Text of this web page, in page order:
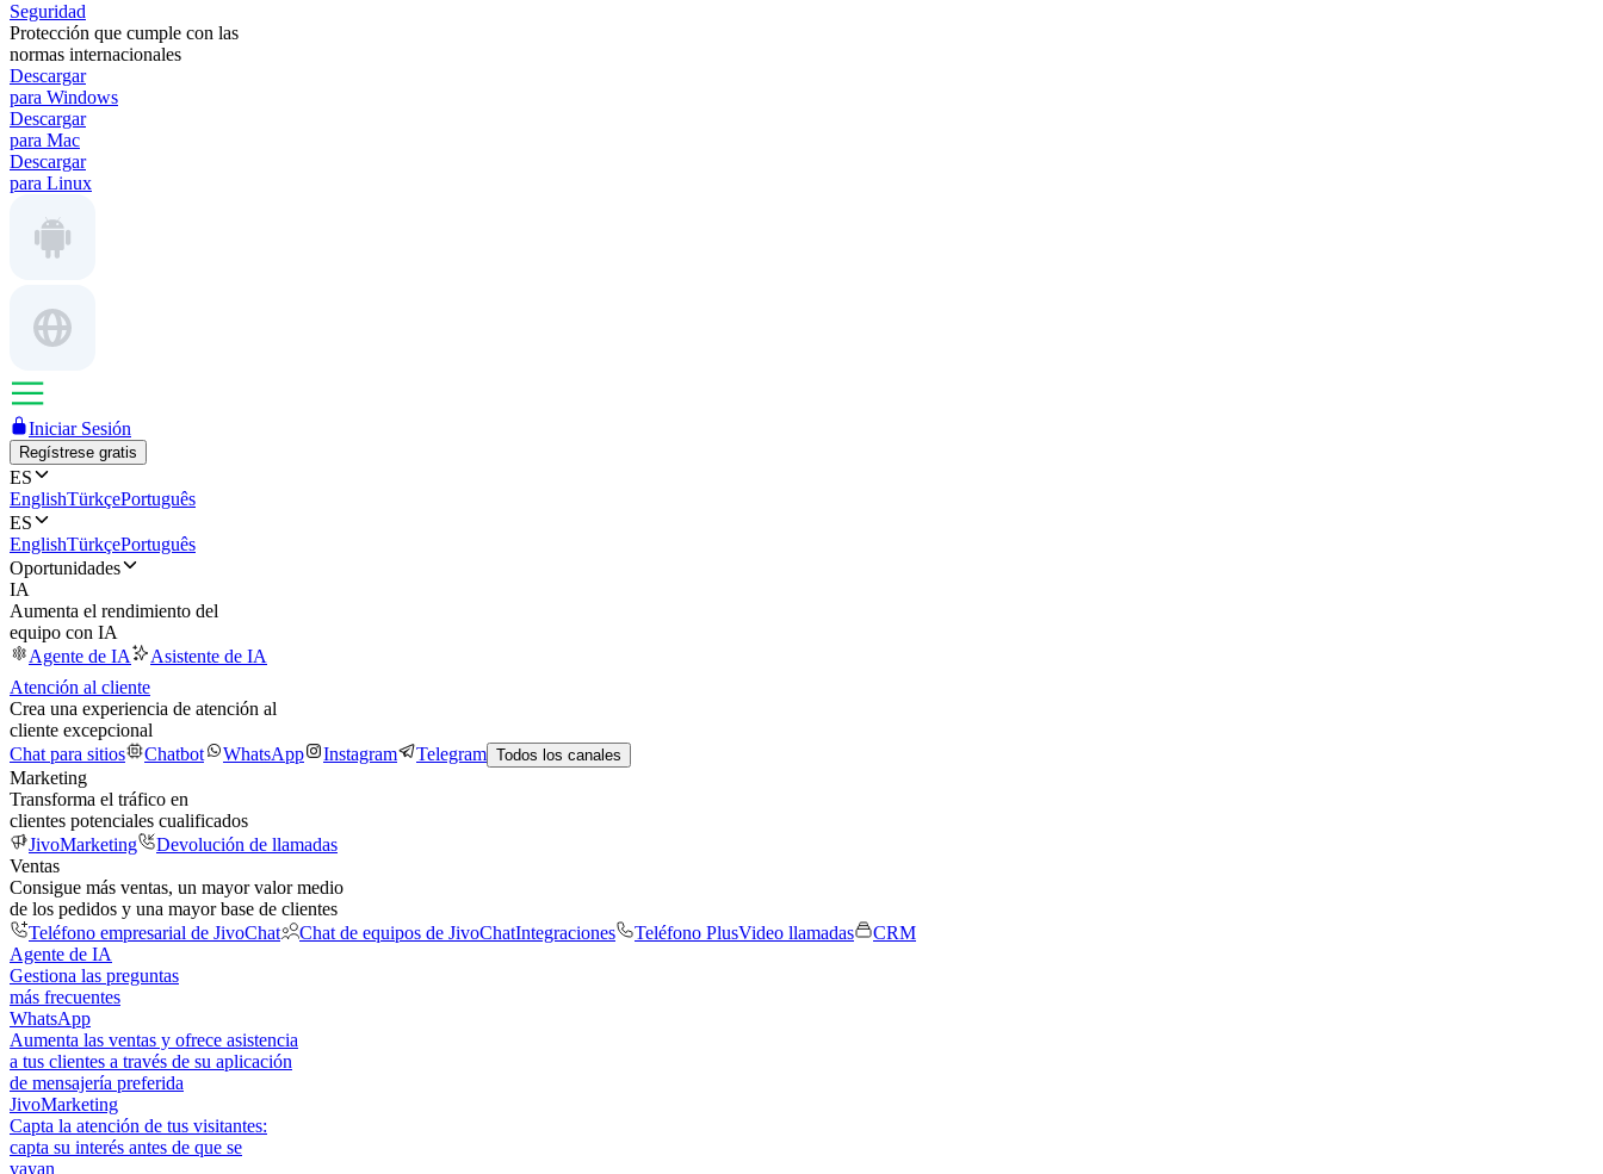
Seguridad
Protección que cumple con las
normas internacionales
Descargar
para Windows
Descargar
para Mac
Descargar
para Linux
Iniciar Sesión
Regístrese gratis
ES
EnglishTürkçePortuguês
ES
EnglishTürkçePortuguês
Oportunidades
IA
Aumenta el rendimiento del
equipo con IA
Agente de IA
Asistente de IA
Atención al cliente
Crea una experiencia de atención al
cliente excepcional
Chat para sitios
Chatbot WhatsApp Instagram Telegram Todos los canales
Marketing
Transforma el tráfico en
clientes potenciales cualificados
JivoMarketing
Devolución de llamadas
Ventas
Consigue más ventas, un mayor valor medio
de los pedidos y una mayor base de clientes
Teléfono empresarial de JivoChat
Chat de equipos de JivoChatIntegraciones Teléfono PlusVideo llamadas
CRM
Agente de IA
Gestiona las preguntas
más frecuentes
WhatsApp
Aumenta las ventas y ofrece asistencia
a tus clientes a través de su aplicación
de mensajería preferida
JivoMarketing
Capta la atención de tus visitantes:
capta su interés antes de que se
vayan